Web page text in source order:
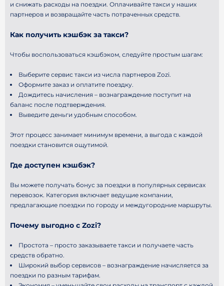
и снижать расходы на поездки. Оплачивайте такси у наших
партнеров и возвращайте часть потраченных средств.
Как получить кэшбэк за такси?
Чтобы воспользоваться кэшбэком, следуйте простым шагам:
Выберите сервис такси из числа партнеров Zozi.
Оформите заказ и оплатите поездку.
Дождитесь начисления – вознаграждение поступит на
баланс после подтверждения.
Выведите деньги удобным способом.
Этот процесс занимает минимум времени, а выгода с каждой
поездки становится ощутимой.
Где доступен кэшбэк?
Вы можете получать бонус за поездки в популярных сервисах
перевозок. Категория включает ведущие компании,
предлагающие поездки по городу и междугородние маршруты.
Почему выгодно с Zozi?
Простота – просто заказываете такси и получаете часть
средств обратно.
Широкий выбор сервисов – вознаграждение начисляется за
поездки по разным тарифам.